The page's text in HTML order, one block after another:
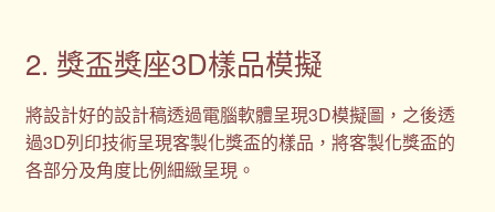
2. 獎盃獎座3D樣品模擬
將設計好的設計稿透過電腦軟體呈現3D模擬圖，之後透
過3D列印技術呈現客製化獎盃的樣品，將客製化獎盃的
各部分及角度比例細緻呈現。